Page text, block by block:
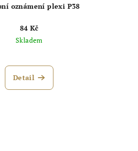
oznámení plexi P38
84 Kč
Skladem
Detail